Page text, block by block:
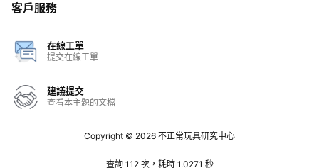
客戶服務
在線工單
提交在線工單
建議提交
查看本主題的文檔
Copyright © 2026 不正常玩具研究中心
查詢 112 次，耗時 1.0271 秒